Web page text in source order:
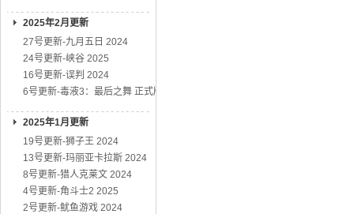
2025年2月更新
27号更新-九月五日 2024
24号更新-峡谷 2025
16号更新-误判 2024
6号更新-毒液3：最后之舞 正式版
2025年1月更新
19号更新-狮子王 2024
13号更新-玛丽亚卡拉斯 2024
8号更新-猎人克莱文 2024
4号更新-角斗士2 2025
2号更新-鱿鱼游戏 2024